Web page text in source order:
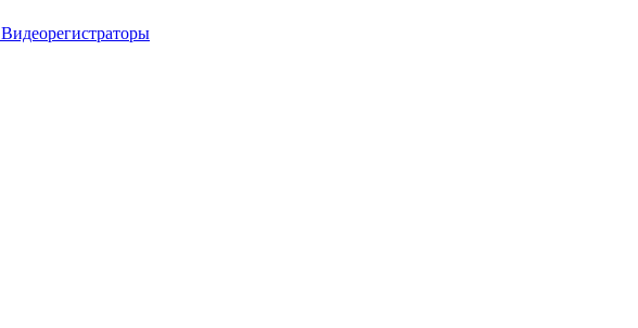
Видеорегистраторы